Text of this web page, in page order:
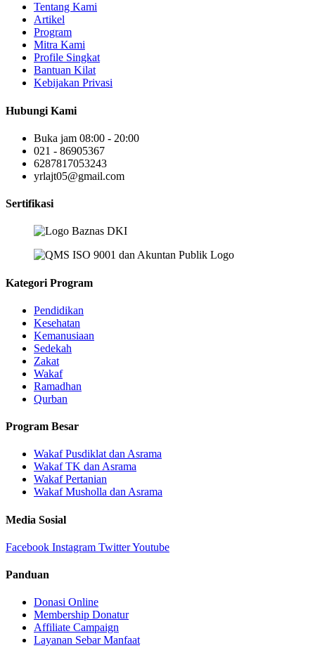
Tentang Kami
Artikel
Program
Mitra Kami
Profile Singkat
Bantuan Kilat
Kebijakan Privasi
Hubungi Kami
Buka jam 08:00 - 20:00
021 - 86905367
6287817053243
yrlajt05@gmail.com
Sertifikasi
Kategori Program
Pendidikan
Kesehatan
Kemanusiaan
Sedekah
Zakat
Wakaf
Ramadhan
Qurban
Program Besar
Wakaf Pusdiklat dan Asrama
Wakaf TK dan Asrama
Wakaf Pertanian
Wakaf Musholla dan Asrama
Media Sosial
Facebook Instagram TwitterYoutube
Panduan
Donasi Online
Membership Donatur
Affiliate Campaign
Layanan Sebar Manfaat